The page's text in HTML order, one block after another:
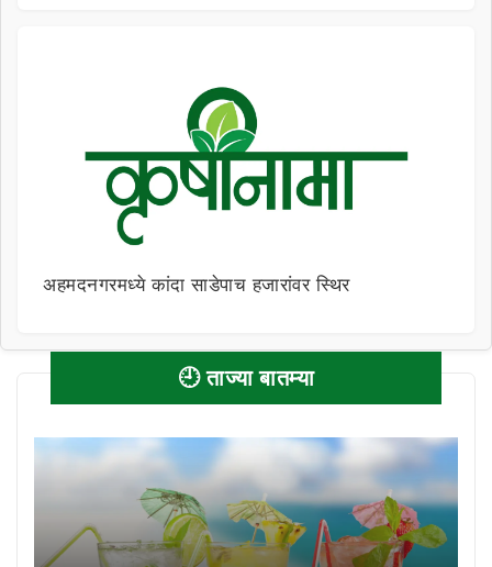
अहमदनगरमध्ये कांदा साडेपाच हजारांवर स्थिर
🕘 ताज्या बातम्या